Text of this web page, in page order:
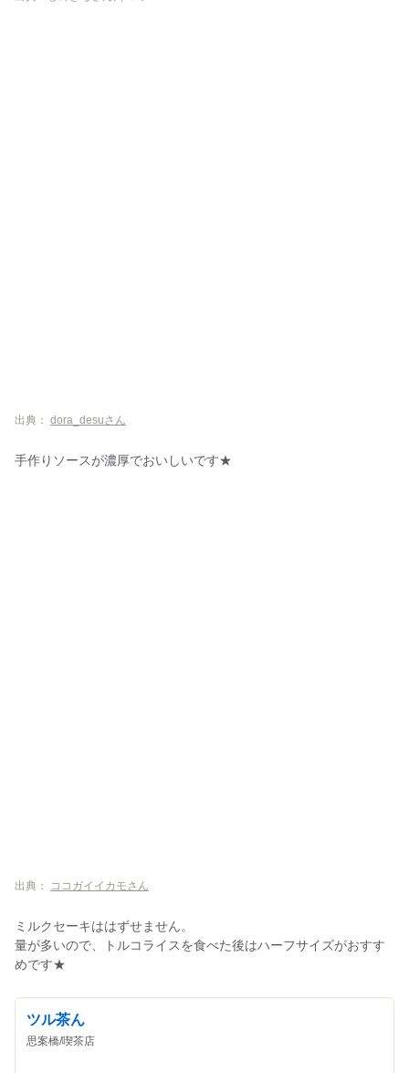
出典： dora_desuさん
手作りソースが濃厚でおいしいです★
出典： ココガイイカモさん
ミルクセーキははずせません。
量が多いので、トルコライスを食べた後はハーフサイズがおすす
めです★
ツル茶ん
思案橋/喫茶店